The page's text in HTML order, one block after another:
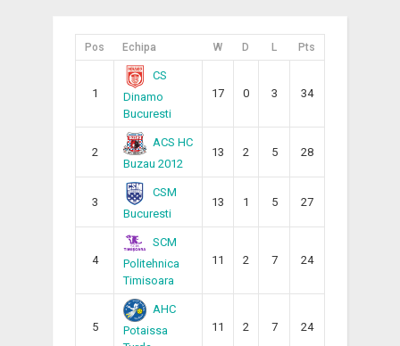
Pos Echipa W D L Pts
1
CS
Dinamo
Bucuresti
17 0 3 34
2
ACS HC
Buzau 2012
13 2 5 28
3
CSM
Bucuresti
13 1 5 27
4
SCM
Politehnica
Timisoara
11 2 7 24
5
AHC
Potaissa
11 2 7 24